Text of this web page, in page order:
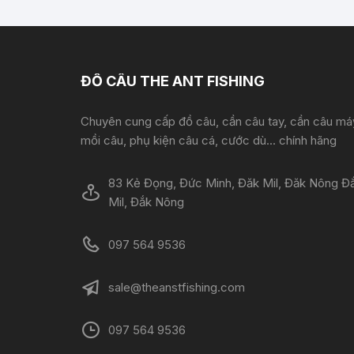
ĐỒ CÂU THE ANT FISHING
Chuyên cung cấp đồ câu, cần câu tay, cần câu
mồi câu, phụ kiện câu cá, cước dù... chính hãng
83 Kẻ Đọng, Đức Minh, Đăk Mil, Đăk Nông
Mil, Đắk Nông
097 564 9536
sale@theanstfishing.com
097 564 9536